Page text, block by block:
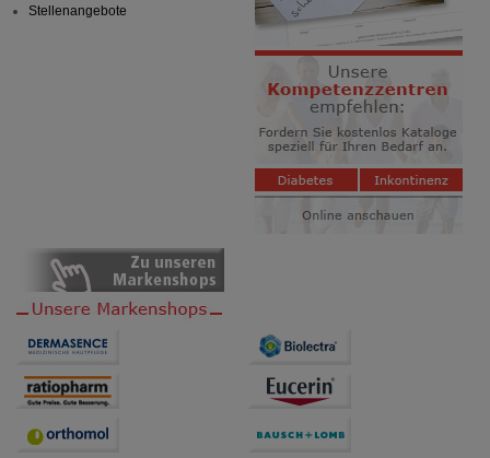
Stellenangebote